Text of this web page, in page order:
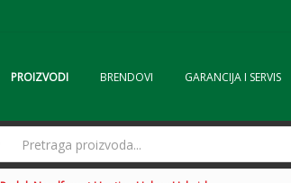
PROIZVODI BRENDOVI GARANCIJA I SERVIS